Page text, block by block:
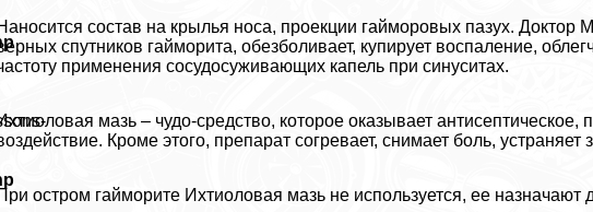
состав на крылья носа, проекции гайморовых пазух. Доктор
спутников гайморита, обезболивает, купирует воспаление,
применения сосудосуживающих капель при синуситах.
мазь – чудо-средство, которое оказывает
Кроме этого, препарат согревает, снимает боль, устраняет
остром гайморите Ихтиоловая мазь не используется, ее